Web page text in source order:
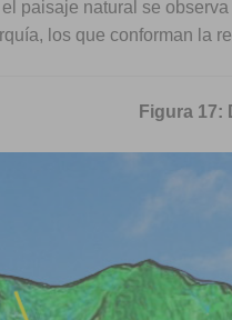
el paisaje natural se
los que conforman la
Figura 17: